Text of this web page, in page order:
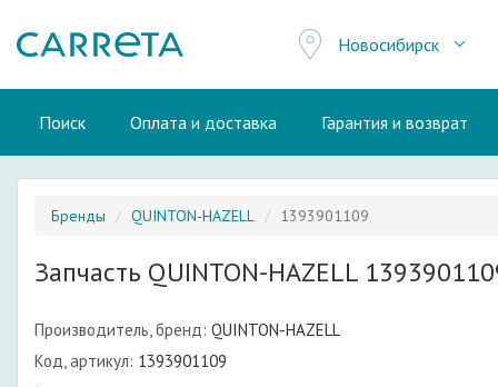
Новосибирск
Поиск Оплата и доставка Гарантия и возврат
Бренды QUINTON-HAZELL 1393901109
Запчасть QUINTON-HAZELL
Производитель, бренд: QUINTON-HAZELL
Код, артикул: 1393901109